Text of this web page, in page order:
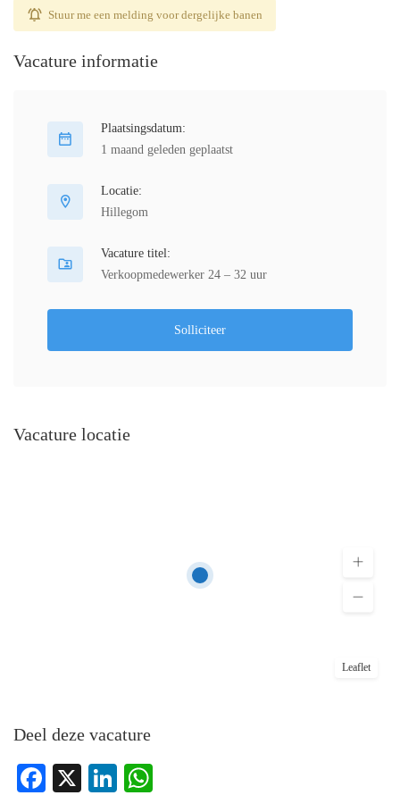
Stuur me een melding voor dergelijke banen
Vacature informatie
Plaatsingsdatum:
1 maand geleden geplaatst
Locatie:
Hillegom
Vacature titel:
Verkoopmedewerker 24 – 32 uur
Solliciteer
Vacature locatie
Leaflet
Deel deze vacature
Facebook
X LinkedIn